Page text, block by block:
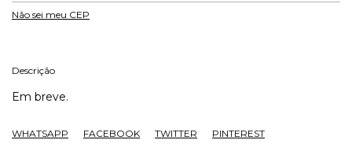
Não sei meu CEP
Descrição
Em breve.
WHATSAPP FACEBOOK TWITTER PINTEREST